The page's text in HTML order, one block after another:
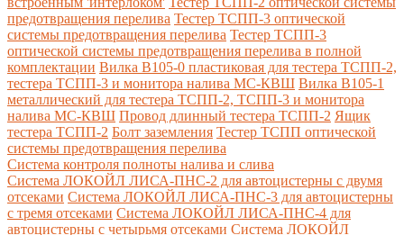
предотвращения перелива Тестер ТСПП-3 оптической
системы предотвращения перелива Тестер ТСПП-3
оптической системы предотвращения перелива в полной
комплектации Вилка В105-0 пластиковая для тестера ТСПП-2,
тестера ТСПП-3 и монитора налива МС-КВШ Вилка В105-1
металлический для тестера ТСПП-2, ТСПП-3 и монитора
налива МС-КВШ Провод длинный тестера ТСПП-2 Ящик
тестера ТСПП-2 Болт заземления Тестер ТСПП оптической
системы предотвращения перелива
Cистема контроля полноты налива и слива
Система ЛОКОЙЛ ЛИСА-ПНС-2 для автоцистерны с двумя
отсеками Система ЛОКОЙЛ ЛИСА-ПНС-3 для автоцистерны
с тремя отсеками Система ЛОКОЙЛ ЛИСА-ПНС-4 для
автоцистерны с четырьмя отсеками Система ЛОКОЙЛ